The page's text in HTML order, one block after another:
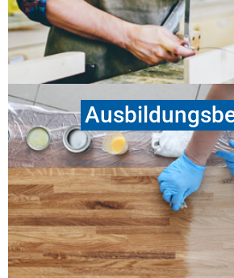
Für Ausbildungsbetriebe:
ausfüllen und herunterladen
Lehrvertrag.
In der Bildungsstätte des
die Ausbildungsberufe zum Teil